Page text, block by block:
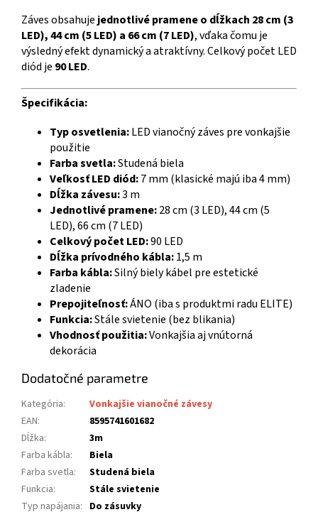
Záves obsahuje jednotlivé pramene o dĺžkach 28 cm (3
LED), 44 cm (5 LED) a 66 cm (7 LED), vďaka čomu je
výsledný efekt dynamický a atraktívny. Celkový počet LED
diód je 90 LED.
Špecifikácia:
Typ osvetlenia:LED vianočný záves pre vonkajšie
použitie
Farba svetla:Studená biela
Veľkosť LED diód:7 mm (klasické majú iba 4 mm)
Dĺžka závesu:3 m
Jednotlivé pramene:28 cm (3 LED), 44 cm (5
LED), 66 cm (7 LED)
Celkový počet LED:90 LED
Dĺžka prívodného kábla:1,5 m
Farba kábla:Silný biely kábel pre estetické
zladenie
Prepojiteľnosť:ÁNO (iba s produktmi radu ELITE)
Funkcia:Stále svietenie (bez blikania)
Vhodnosť použitia:Vonkajšia aj vnútorná
dekorácia
Dodatočné parametre
Kategória:
Vonkajšie vianočné závesy
EAN:
8595741601682
Dĺžka:
3m
Farba kábla:
Biela
Farba svetla:
Studená biela
Funkcia:
Stále svietenie
Typ napájania: Do zásuvky